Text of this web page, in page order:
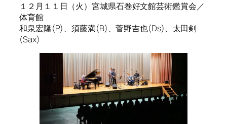
１２月１１日（火）宮城県石巻好文館芸術鑑賞会／
体育館
和泉宏隆(P)、須藤満(B)、菅野吉也(Ds)、太田剣
(Sax)